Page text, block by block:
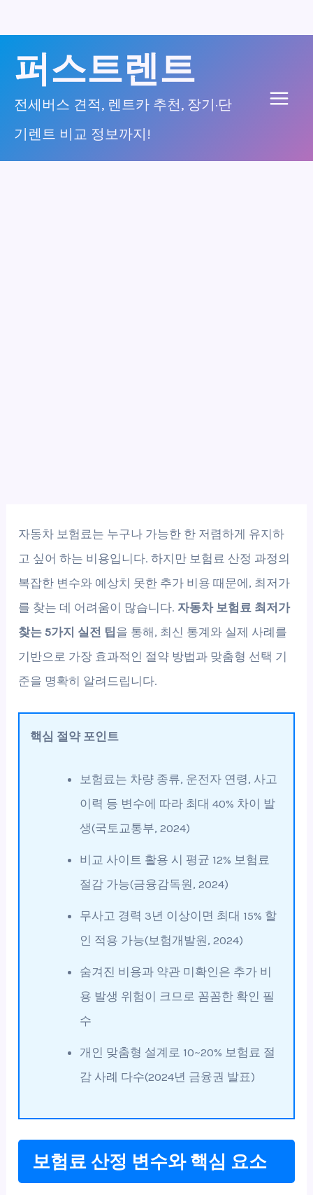
너
퍼스트렌트
전세버스 견적, 렌트카 추천, 장기·단
기렌트 비교 정보까지!
자동차 보험료는 누구나 가능한 한 저렴하게 유지하
고 싶어 하는 비용입니다. 하지만 보험료 산정 과정의
복잡한 변수와 예상치 못한 추가 비용 때문에, 최저가
를 찾는 데 어려움이 많습니다. 자동차 보험료 최저가
찾는 5가지 실전 팁 을 통해, 최신 통계와 실제 사례를
기반으로 가장 효과적인 절약 방법과 맞춤형 선택 기
준을 명확히 알려드립니다.
핵심 절약 포인트
보험료는 차량 종류, 운전자 연령, 사고
이력 등 변수에 따라 최대 40% 차이 발
생(국토교통부, 2024)
비교 사이트 활용 시 평균 12% 보험료
절감 가능(금융감독원, 2024)
무사고 경력 3년 이상이면 최대 15% 할
인 적용 가능(보험개발원, 2024)
숨겨진 비용과 약관 미확인은 추가 비
용 발생 위험이 크므로 꼼꼼한 확인 필
수
개인 맞춤형 설계로 10~20% 보험료 절
감 사례 다수(2024년 금융권 발표)
보험료 산정 변수와 핵심 요소